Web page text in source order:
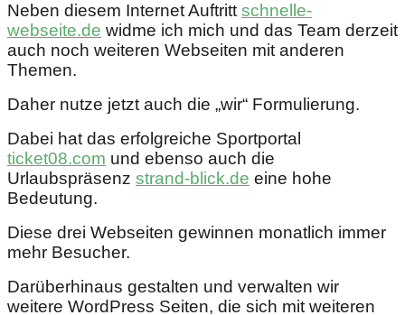
Neben diesem Internet Auftrittschnelle-
webseite.de widme ich mich und das Team derzeit
auch noch weiteren Webseiten mit anderen
Themen.
Daher nutze jetzt auch die „wir“ Formulierung.
Dabei hat das erfolgreiche Sportportal
ticket08.com und ebenso auch die
Urlaubspräsenz strand-blick.de eine hohe
Bedeutung.
Diese drei Webseiten gewinnen monatlich immer
mehr Besucher.
Darüberhinaus gestalten und verwalten wir
weitere WordPress Seiten, die sich mit weiteren